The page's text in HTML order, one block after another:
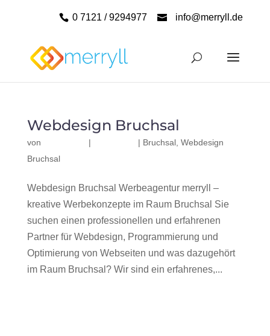
0 7121 / 9294977 info@merryll.de
Webdesign Bruchsal
von | | Bruchsal, Webdesign
Bruchsal
Webdesign Bruchsal Werbeagentur merryll –
kreative Werbekonzepte im Raum Bruchsal Sie
suchen einen professionellen und erfahrenen
Partner für Webdesign, Programmierung und
Optimierung von Webseiten und was dazugehört
im Raum Bruchsal? Wir sind ein erfahrenes,...